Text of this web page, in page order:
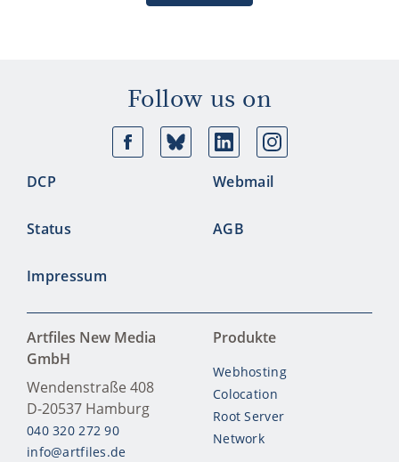
Follow us on
FacebookBluesky
DCP Webmail
Status AGB
Impressum
Artfiles New Media
GmbH
Wendenstraße 408
D-20537 Hamburg
040 320 272 90
info@artfiles.de
Produkte
Webhosting
Colocation
Root Server
Network